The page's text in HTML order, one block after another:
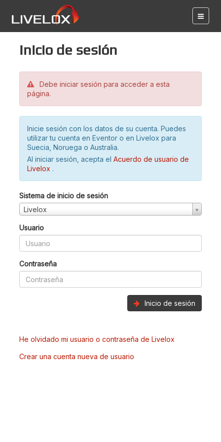
Inicio de sesión
Debe iniciar sesión para acceder a esta
página.
Inicie sesión con los datos de su cuenta. Puedes
utilizar tu cuenta en Eventor o en Livelox para
Suecia, Noruega o Australia.
Al iniciar sesión, acepta el Acuerdo de usuario de
Livelox .
Sistema de inicio de sesión
Livelox
Usuario
Contraseña
Inicio de sesión
He olvidado mi usuario o contraseña de Livelox
Crear una cuenta nueva de usuario